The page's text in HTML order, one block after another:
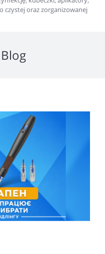
czystej oraz zorganizowanej